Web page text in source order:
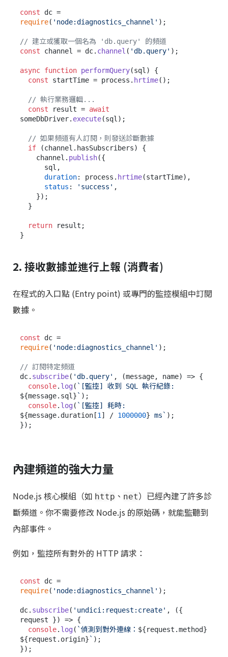
const
require( 'node:diagnostics_channel' );
// 建立或獲取一個名為 'db.query' 的頻道
const channel = dc. channel ( 'db.query' );
async function performQuery(sql ) {
const startTime = process. hrtime();
// 執行業務邏輯...
const result = await
someDbDriver. execute(sql);
// 如果頻道有人訂閱，則發送診斷數據
if (channel. hasSubscribers) {
    channel.
publish({
duration: process. hrtime(startTime),
status : 'success' ,
return result;
2. 接收數據並進行上報 (消費者)
在程式的入口點 (Entry point) 或專門的監控模組中訂閱
數據。
const
require( 'node:diagnostics_channel' );
// 訂閱特定頻道
dc. subscribe( 'db.query' , (message, name) => {
console. log(
${message.sql} ` );
console. log(
${message.duration[1 ] / 1000000} ms` );
內建頻道的強大力量
Node.js 核心模組（如 http 、 net）已經內建了許多診
斷頻道。你不需要修改 Node.js 的原始碼，就能監聽到
內部事件。
例如，監控所有對外的 HTTP 請求：
const
require( 'node:diagnostics_channel' );
dc. subscribe( 'undici:request:create' , ({
request }) => {
console. log( `偵測到對外連線： ${request.method}
${request.origin} ` );